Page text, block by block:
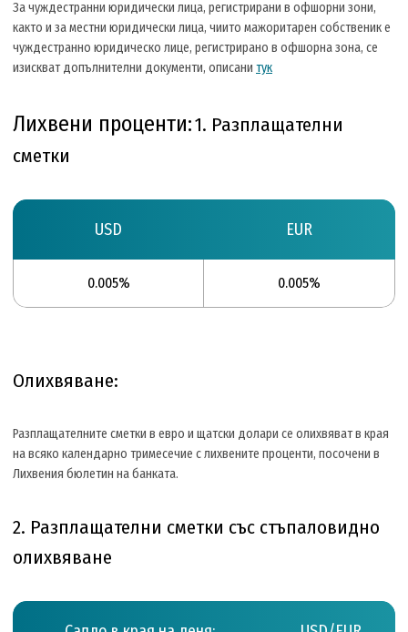
За чуждестранни юридически лица, регистрирани в офшорни зони,
както и за местни юридически лица, чиито мажоритарен собственик е
чуждестранно юридическо лице, регистрирано в офшорна зона, се
изискват допълнителни документи, описани тук
Лихвени проценти:1. Разплащателни
сметки
USD EUR
0.005% 0.005%
Олихвяване:
Разплащателните сметки в евро и щатски долари се олихвяват в края
на всяко календарно тримесечие с лихвените проценти, посочени в
Лихвения бюлетин на банката.
2. Разплащателни сметки със стъпаловидно
олихвяване